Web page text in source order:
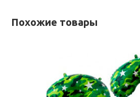
Похожие товары